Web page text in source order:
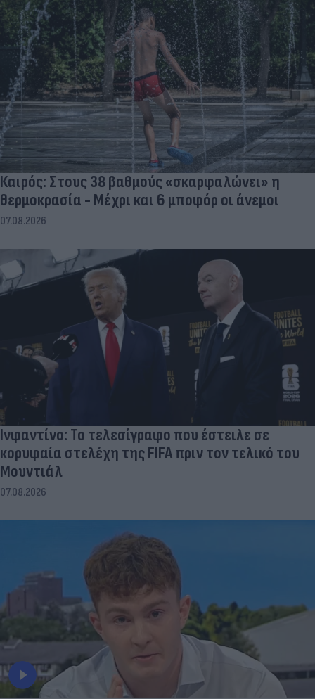
Καιρός: Στους 38 βαθμούς «σκαρφαλώνει» η
θερμοκρασία - Μέχρι και 6 μποφόρ οι άνεμοι
07.08.2026
Ινφαντίνο: Το τελεσίγραφο που έστειλε σε
κορυφαία στελέχη της FIFA πριν τον τελικό του
Μουντιάλ
07.08.2026